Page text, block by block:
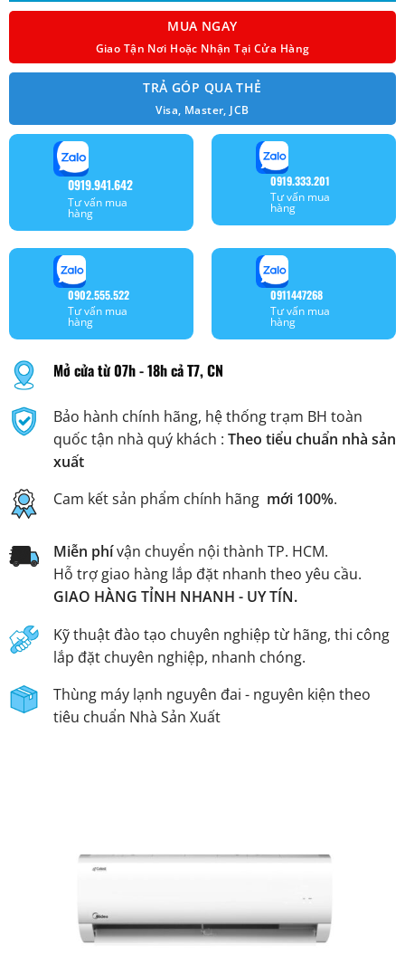
MUA NGAY
Giao Tận Nơi Hoặc Nhận Tại Cửa Hàng
TRẢ GÓP QUA THẺ
Visa, Master, JCB
0919.941.642
Tư vấn mua
hàng
0919.333.201
Tư vấn mua
hàng
0902.555.522
Tư vấn mua
hàng
0911447268
Tư vấn mua
hàng
Mở cửa từ 07h - 18h cả T7, CN
Bảo hành chính hãng, hệ thống trạm BH toàn
quốc tận nhà quý khách : Theo tiểu chuẩn nhà sản
xuất
Cam kết sản phẩm chính hãng mới 100%.
Miễn phívận chuyển nội thành TP. HCM.
Hỗ trợ giao hàng lắp đặt nhanh theo yêu cầu.
GIAO HÀNG TỈNH NHANH - UY TÍN.
Kỹ thuật đào tạo chuyên nghiệp từ hãng, thi công
lắp đặt chuyên nghiệp, nhanh chóng.
Thùng máy lạnh nguyên đai - nguyên kiện theo
tiêu chuẩn Nhà Sản Xuất